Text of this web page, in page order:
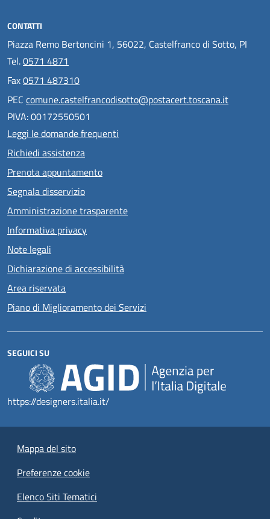
CONTATTI
Piazza Remo Bertoncini 1, 56022, Castelfranco di Sotto, PI
Tel.0571 4871
Fax0571 487310
PEC comune.castelfrancodisotto@postacert.toscana.it
PIVA: 00172550501
Leggi le domande frequenti
Richiedi assistenza
Prenota appuntamento
Segnala disservizio
Amministrazione trasparente
Informativa privacy
Note legali
Dichiarazione di accessibilità
Area riservata
Piano di Miglioramento dei Servizi
SEGUICI SU
https://designers.italia.it/
Mappa del sito
Preferenze cookie
Elenco Siti Tematici